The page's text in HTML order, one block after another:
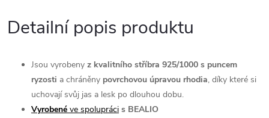
Detailní popis produktu
Jsou vyrobeny z kvalitního stříbra 925/1000 s puncem
ryzosti a chráněny povrchovou úpravou rhodia, díky které si
uchovají svůj jas a lesk po dlouhou dobu.
Vyrobené ve spolupráci s BEALIO